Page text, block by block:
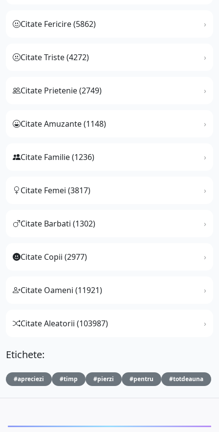
Citate Fericire (5862)
Citate Triste (4272)
Citate Prietenie (2749)
Citate Amuzante (1148)
Citate Familie (1236)
Citate Femei (3817)
Citate Barbati (1302)
Citate Copii (2977)
Citate Oameni (11921)
Citate Aleatorii (103987)
Etichete:
#apreciezi #timp #pierzi #pentru #totdeauna